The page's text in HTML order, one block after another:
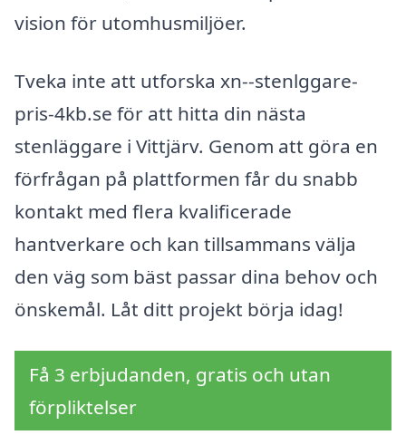
vision för utomhusmiljöer.
Tveka inte att utforska xn--stenlggare-
pris-4kb.se för att hitta din nästa
stenläggare i Vittjärv. Genom att göra en
förfrågan på plattformen får du snabb
kontakt med flera kvalificerade
hantverkare och kan tillsammans välja
den väg som bäst passar dina behov och
önskemål. Låt ditt projekt börja idag!
Få 3 erbjudanden, gratis och utan
förpliktelser